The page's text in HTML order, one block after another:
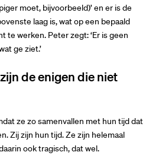
moet, bijvoorbeeld)’ en er is de
laag is, wat op een bepaald
te werken. Peter zegt: ‘Er is geen
ge ziet.’
de enigen die niet
ze zo samenvallen met hun tijd dat
Zij zijn hun tijd. Ze zijn helemaal
ook tragisch, dat wel.